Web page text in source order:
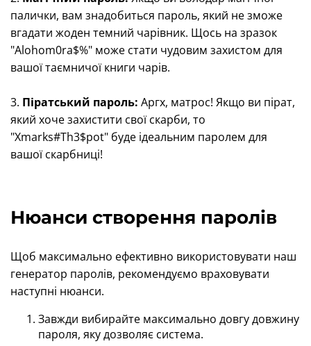
палички, вам знадобиться пароль, який не зможе
вгадати жоден темний чарівник. Щось на зразок
"Alohom0ra$%" може стати чудовим захистом для
вашої таємничої книги чарів.
3. Піратський пароль: Аргх, матрос! Якщо ви пірат,
який хоче захистити свої скарби, то
"Xmarks#Th3$pot" буде ідеальним паролем для
вашої скарбниці!
Нюанси створення паролів
Щоб максимально ефективно використовувати наш
генератор паролів, рекомендуємо враховувати
наступні нюанси.
Завжди вибирайте максимально довгу довжину
пароля, яку дозволяє система.